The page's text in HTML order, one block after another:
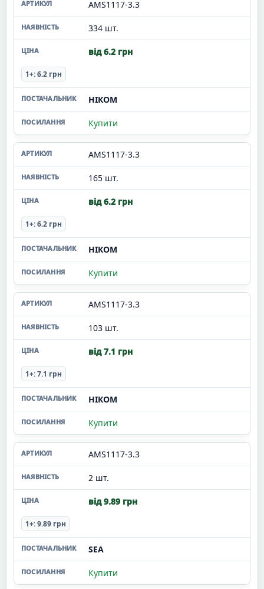
AMS1117-3.3
334 шт.
від 6.2 грн
1+: 6.2 грн
НІКОМ
Купити
AMS1117-3.3
165 шт.
від 6.2 грн
1+: 6.2 грн
НІКОМ
Купити
AMS1117-3.3
103 шт.
від 7.1 грн
1+: 7.1 грн
НІКОМ
Купити
AMS1117-3.3
2 шт.
від 9.89 грн
1+: 9.89 грн
SEA
Купити